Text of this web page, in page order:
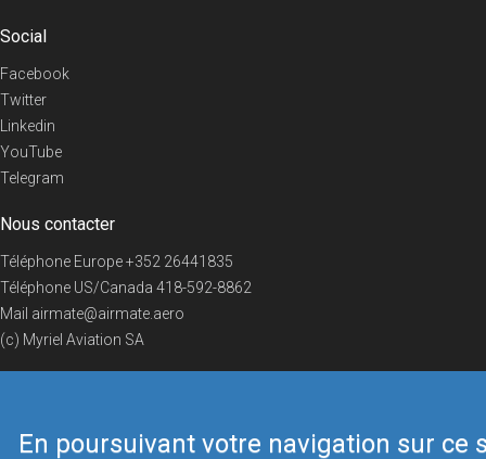
En poursuivant votre navigation sur ce
Social
Facebook
Twitter
Linkedin
YouTube
Telegram
Nous contacter
Téléphone Europe+352 26441835
Téléphone US/Canada 418-592-8862
Mail airmate@airmate.aero
(c) Myriel Aviation SA
© 2019 Airmate -Conditions d'utilisation-Vie privée Back to top